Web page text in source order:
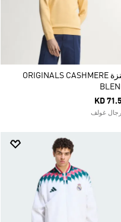
كنزة ORIGINALS CASHMERE
KD
غولف